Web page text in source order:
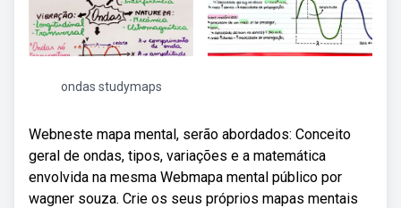
ondas studymaps
Webneste mapa mental, serão abordados: Conceito
geral de ondas, tipos, variações e a matemática
envolvida na mesma Webmapa mental público por
wagner souza. Crie os seus próprios mapas mentais